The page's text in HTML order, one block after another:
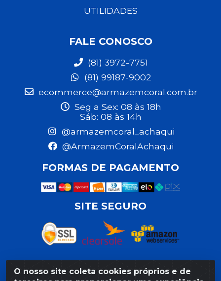
O nosso site coleta cookies próprios e de
UTILIDADES
FALE CONOSCO
(81) 3972-7751
(81) 99187-9002
ecommerce@armazemcoral.com.br
Seg a Sex: 08 às 18h
Sáb: 08 às 14h
@armazemcoral_achaqui
@ArmazemCoralAchaqui
FORMAS DE PAGAMENTO
SITE SEGURO
Razão Social: Armazém Coral LTDA - Rua da Praia,